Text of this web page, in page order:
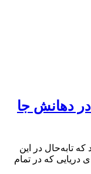
در دهانش جا
که تابه‌حال در این
دریایی که در تمام